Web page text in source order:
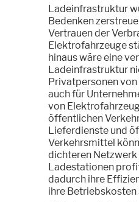
Ladeinfrastruktur
Bedenken
Vertrauen der
Elektrofahrzeuge
hinaus wäre eine
Ladeinfrastruktur
Privatpersonen
auch für
von
öffentlichen
Lieferdienste und
Verkehrsmittel
dichteren Netzwerk
Ladestationen
dadurch ihre
ihre Betriebskosten